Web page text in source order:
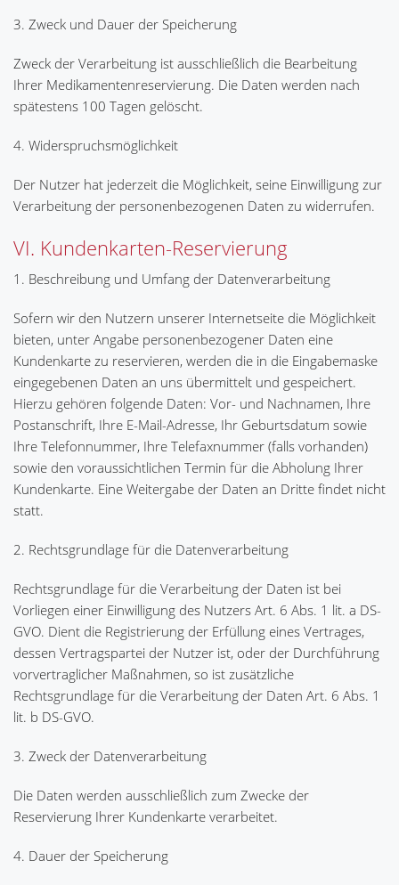
3. Zweck und Dauer der Speicherung
Zweck der Verarbeitung ist ausschließlich die Bearbeitung
Ihrer Medikamentenreservierung. Die Daten werden nach
spätestens 100 Tagen gelöscht.
4. Widerspruchsmöglichkeit
Der Nutzer hat jederzeit die Möglichkeit, seine Einwilligung zur
Verarbeitung der personenbezogenen Daten zu widerrufen.
VI. Kundenkarten-Reservierung
1. Beschreibung und Umfang der Datenverarbeitung
Sofern wir den Nutzern unserer Internetseite die Möglichkeit
bieten, unter Angabe personenbezogener Daten eine
Kundenkarte zu reservieren, werden die in die Eingabemaske
eingegebenen Daten an uns übermittelt und gespeichert.
Hierzu gehören folgende Daten: Vor- und Nachnamen, Ihre
Postanschrift, Ihre E-Mail-Adresse, Ihr Geburtsdatum sowie
Ihre Telefonnummer, Ihre Telefaxnummer (falls vorhanden)
sowie den voraussichtlichen Termin für die Abholung Ihrer
Kundenkarte. Eine Weitergabe der Daten an Dritte findet nicht
statt.
2. Rechtsgrundlage für die Datenverarbeitung
Rechtsgrundlage für die Verarbeitung der Daten ist bei
Vorliegen einer Einwilligung des Nutzers Art. 6 Abs. 1 lit. a DS-
GVO. Dient die Registrierung der Erfüllung eines Vertrages,
dessen Vertragspartei der Nutzer ist, oder der Durchführung
vorvertraglicher Maßnahmen, so ist zusätzliche
Rechtsgrundlage für die Verarbeitung der Daten Art. 6 Abs. 1
lit. b DS-GVO.
3. Zweck der Datenverarbeitung
Die Daten werden ausschließlich zum Zwecke der
Reservierung Ihrer Kundenkarte verarbeitet.
4. Dauer der Speicherung